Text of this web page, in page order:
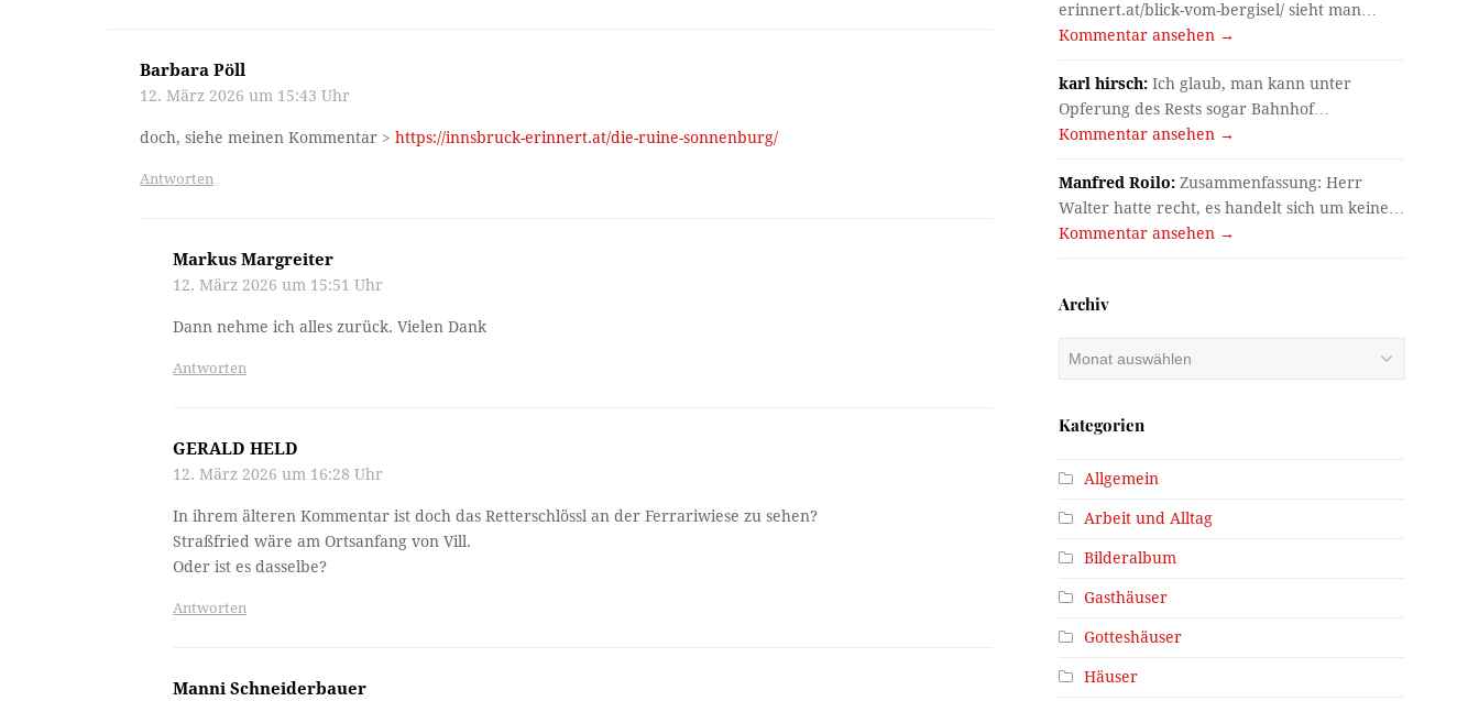
Barbara Pöll
12. März 2026 um 15:43 Uhr
doch, siehe meinen Kommentar >https://innsbruck-erinnert.at/die-ruine-sonnenburg/
Antworten
Markus Margreiter
12. März 2026 um 15:51 Uhr
Dann nehme ich alles zurück. Vielen Dank
Antworten
GERALD HELD
12. März 2026 um 16:28 Uhr
In ihrem älteren Kommentar ist doch das Retterschlössl an der Ferrariwiese zu sehen?
Straßfried wäre am Ortsanfang von Vill.
Oder ist es dasselbe?
Antworten
Manni Schneiderbauer
erinnert.at/blick-vom-bergisel/ sieht man…
Kommentar ansehen →
karl hirsch: Ich glaub, man kann unter
Opferung des Rests sogar Bahnhof…
Kommentar ansehen →
Manfred Roilo: Zusammenfassung: Herr
Walter hatte recht, es handelt sich um keine…
Kommentar ansehen →
Archiv
Archiv
Kategorien
Allgemein
Arbeit und Alltag
Bilderalbum
Gasthäuser
Gotteshäuser
Häuser